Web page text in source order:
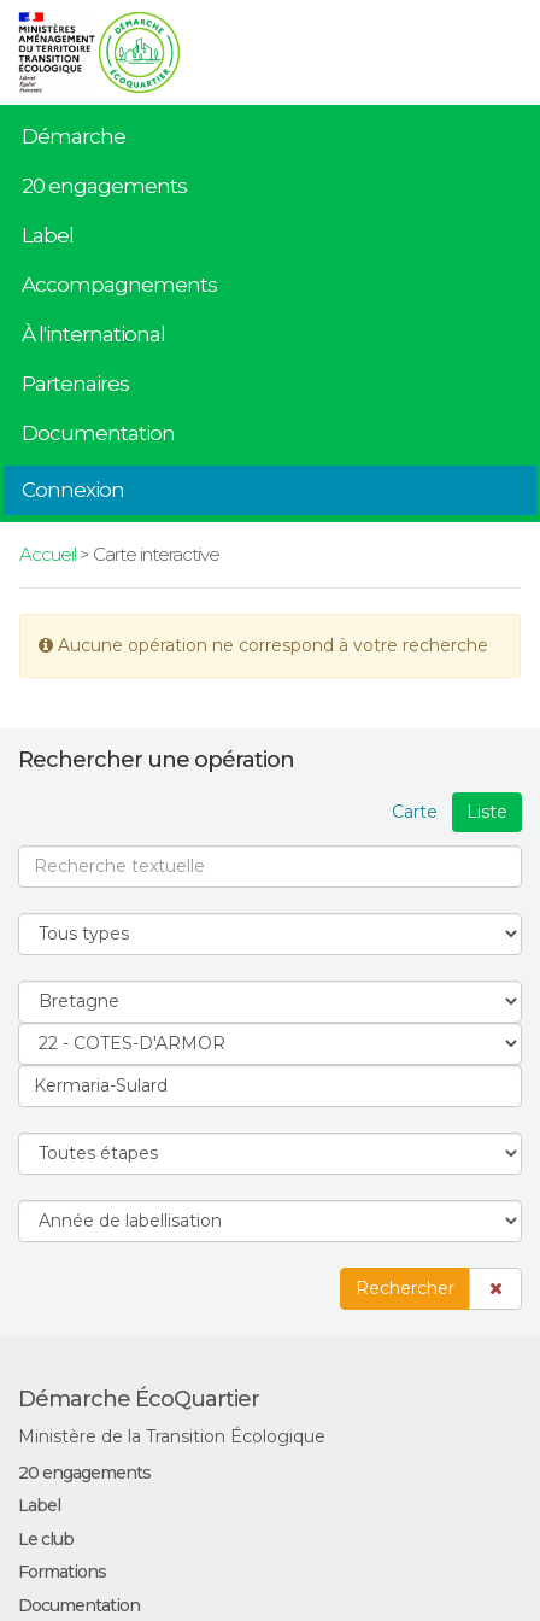
Démarche
20 engagements
Label
Accompagnements
À l'international
Partenaires
Documentation
Connexion
Accueil> Carte interactive
Aucune opération ne correspond à votre recherche
Rechercher une opération
Liste
Carte
Rechercher
Démarche ÉcoQuartier
Ministère de la Transition Écologique
20 engagements
Label
Le club
Formations
Documentation